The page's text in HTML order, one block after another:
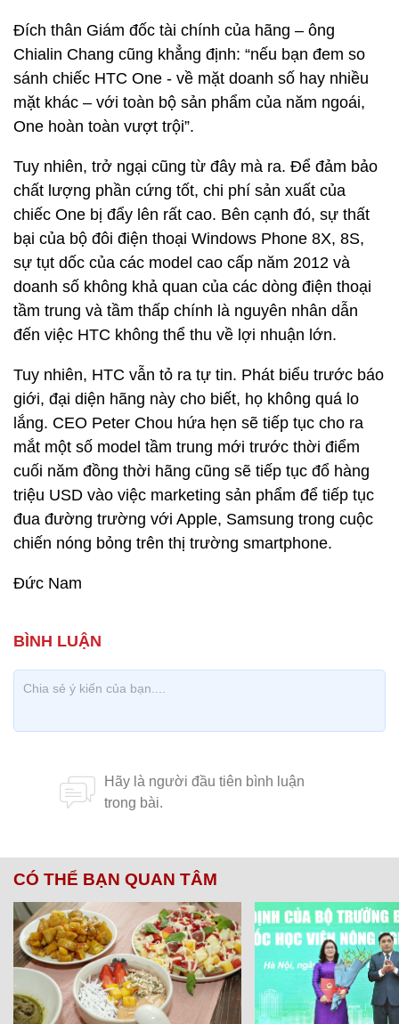
Đích thân Giám đốc tài chính của hãng – ông
Chialin Chang cũng khẳng định: “nếu bạn đem so
sánh chiếc HTC One - về mặt doanh số hay nhiều
mặt khác – với toàn bộ sản phẩm của năm ngoái,
One hoàn toàn vượt trội”.
Tuy nhiên, trở ngại cũng từ đây mà ra. Để đảm bảo
chất lượng phần cứng tốt, chi phí sản xuất của
chiếc One bị đẩy lên rất cao. Bên cạnh đó, sự thất
bại của bộ đôi điện thoại Windows Phone 8X, 8S,
sự tụt dốc của các model cao cấp năm 2012 và
doanh số không khả quan của các dòng điện thoại
tầm trung và tầm thấp chính là nguyên nhân dẫn
đến việc HTC không thể thu về lợi nhuận lớn.
Tuy nhiên, HTC vẫn tỏ ra tự tin. Phát biểu trước báo
giới, đại diện hãng này cho biết, họ không quá lo
lắng. CEO Peter Chou hứa hẹn sẽ tiếp tục cho ra
mắt một số model tầm trung mới trước thời điểm
cuối năm đồng thời hãng cũng sẽ tiếp tục đổ hàng
triệu USD vào việc marketing sản phẩm để tiếp tục
đua đường trường với Apple, Samsung trong cuộc
chiến nóng bỏng trên thị trường smartphone.
Đức Nam
CÓ THỂ BẠN QUAN TÂM